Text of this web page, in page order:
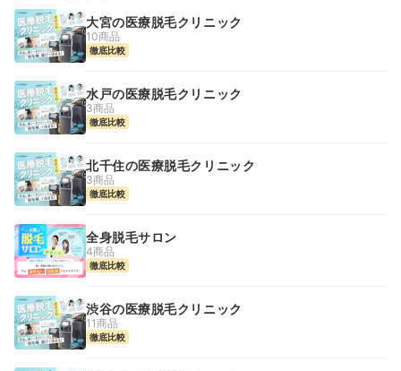
大宮の医療脱毛クリニック
10商品
徹底比較
水戸の医療脱毛クリニック
3商品
徹底比較
北千住の医療脱毛クリニック
3商品
徹底比較
全身脱毛サロン
4商品
徹底比較
渋谷の医療脱毛クリニック
11商品
徹底比較